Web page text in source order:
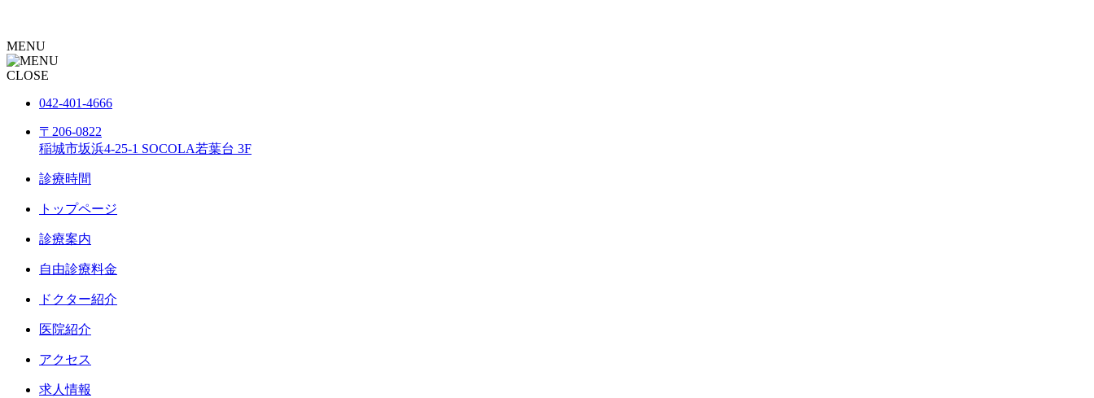
MENU
CLOSE
042-401-4666
〒206-0822
稲城市坂浜4-25-1 SOCOLA若葉台 3F
診療時間
トップページ
診療案内
自由診療料金
ドクター紹介
医院紹介
アクセス
求人情報